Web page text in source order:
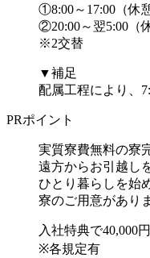
①8:00～17:00（休
②20:00～翌5:00（
※2交替
▼補足
配属工程により、
PRポイント
実質寮費無料の寮
遠方からお引越し
ひとり暮らしを始
寮のご用意があり
入社特典で40,000
※各規定有